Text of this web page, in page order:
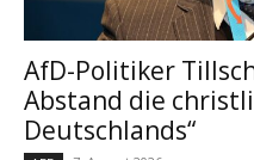
AfD-Politiker
Abstand die
Deutschlands“